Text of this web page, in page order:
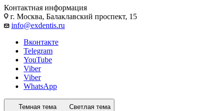
Контактная информация
г. Москва, Балаклавский проспект, 15
info@exdentis.ru
Вконтакте
Telegram
YouTube
Viber
Viber
WhatsApp
Темная тема Светлая тема